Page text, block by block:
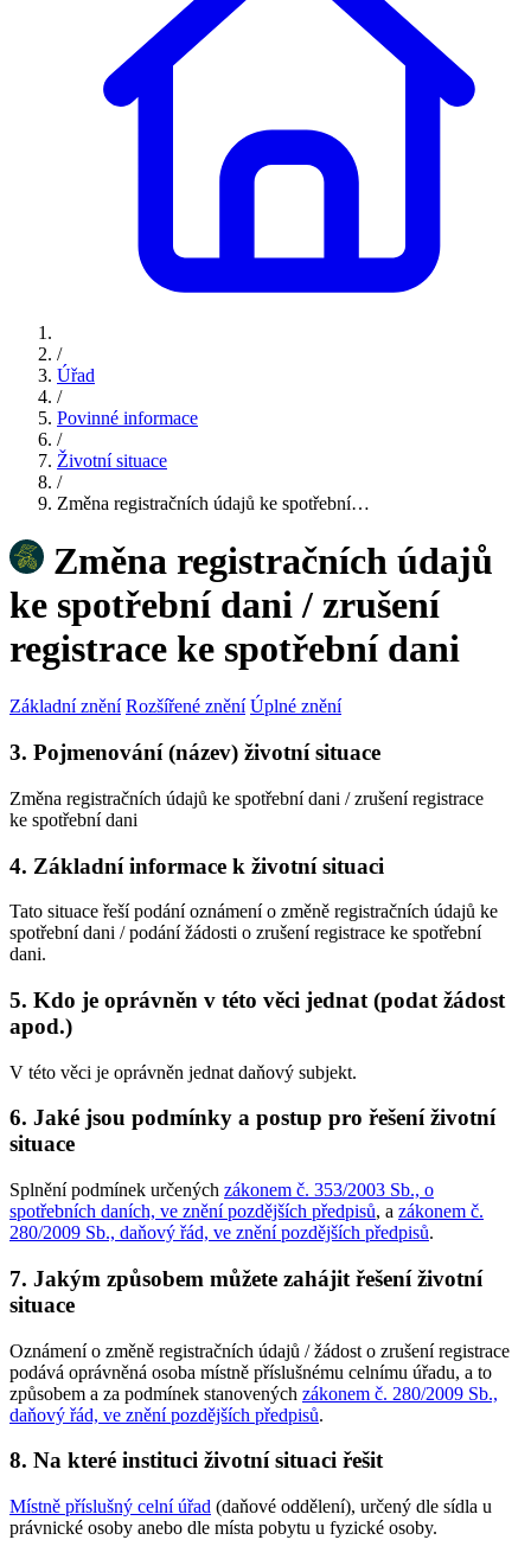
/
Úřad
/
Povinné informace
/
Životní situace
/
Změna registračních údajů ke spotřební…
Změna registračních údajů
ke spotřební dani / zrušení
registrace ke spotřební dani
Základní znění Rozšířené znění Úplné znění
3. Pojmenování (název) životní situace
Změna registračních údajů ke spotřební dani / zrušení registrace
ke spotřební dani
4. Základní informace k životní situaci
Tato situace řeší podání oznámení o změně registračních údajů ke
spotřební dani / podání žádosti o zrušení registrace ke spotřební
dani.
5. Kdo je oprávněn v této věci jednat (podat žádost
apod.)
V této věci je oprávněn jednat daňový subjekt.
6. Jaké jsou podmínky a postup pro řešení životní
situace
Splnění podmínek určených zákonem č. 353/2003 Sb., o
spotřebních daních, ve znění pozdějších předpisů, a zákonem č.
280/2009 Sb., daňový řád, ve znění pozdějších předpisů.
7. Jakým způsobem můžete zahájit řešení životní
situace
Oznámení o změně registračních údajů / žádost o zrušení registrace
podává oprávněná osoba místně příslušnému celnímu úřadu, a to
způsobem a za podmínek stanovených zákonem č. 280/2009 Sb.,
daňový řád, ve znění pozdějších předpisů.
8. Na které instituci životní situaci řešit
Místně příslušný celní úřad (daňové oddělení), určený dle sídla u
právnické osoby anebo dle místa pobytu u fyzické osoby.